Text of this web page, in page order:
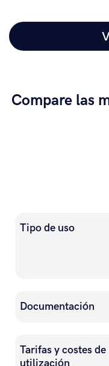
Compare las
Tipo de uso
Documentación
Tarifas y costes de